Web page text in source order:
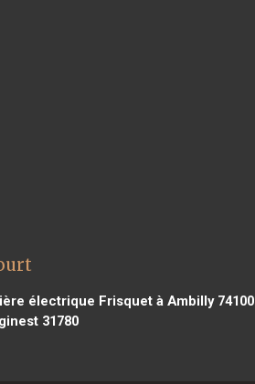
électrique Frisquet à Ambilly 74100
31780